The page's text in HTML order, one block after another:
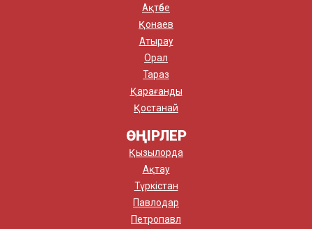
Ақтөбе
Қонаев
Атырау
Орал
Тараз
Қарағанды
Қостанай
ӨҢІРЛЕР
Қызылорда
Ақтау
Түркістан
Павлодар
Петропавл